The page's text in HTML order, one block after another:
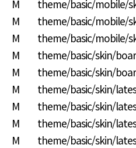
M theme/basic/mobile/
M theme/basic/mobile/
M theme/basic/mobile/
M theme/basic/skin/
M theme/basic/skin/
M theme/basic/skin/
M theme/basic/skin/
M theme/basic/skin/
M theme/basic/skin/